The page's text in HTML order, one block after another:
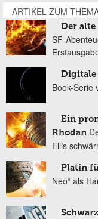
ARTIKEL ZUM
Der alte
SF-
Digitale
Book-Serie
Ein
Rhodan
Ellis
Platin
Neo“ als